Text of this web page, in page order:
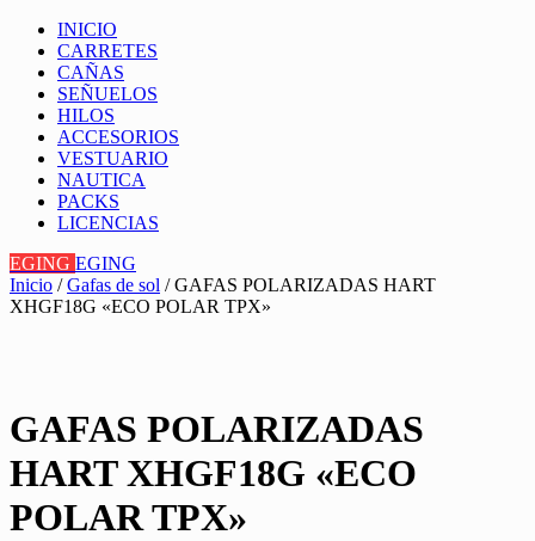
INICIO
CARRETES
CAÑAS
SEÑUELOS
HILOS
ACCESORIOS
VESTUARIO
NAUTICA
PACKS
LICENCIAS
EGING EGING
Inicio /Gafas de sol / GAFAS POLARIZADAS HART
XHGF18G «ECO POLAR TPX»
GAFAS POLARIZADAS
HART XHGF18G «ECO
POLAR TPX»